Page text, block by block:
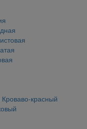
красный